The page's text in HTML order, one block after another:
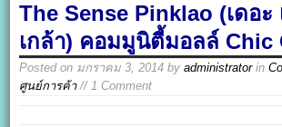
The Sense Pinklao (เดอะ
เกล้า) คอมมูนิตี้มอลล์ Chic
Posted on มกราคม 3, 2014 byadministratorin
ศูนย์การค้า// 1 Comment